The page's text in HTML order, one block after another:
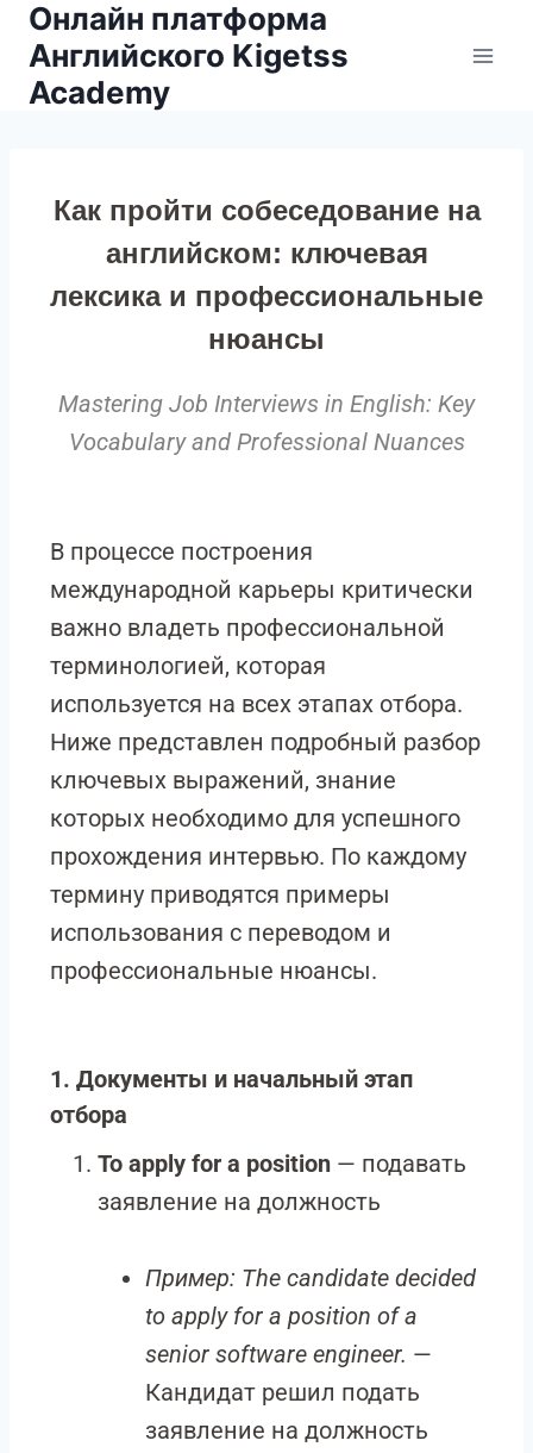
Онлайн платформа
Английского Kigetss
Academy
Как пройти собеседование на
английском: ключевая
лексика и профессиональные
нюансы
Mastering Job Interviews in English: Key
Vocabulary and Professional Nuances
В процессе построения
международной карьеры критически
важно владеть профессиональной
терминологией, которая
используется на всех этапах отбора.
Ниже представлен подробный разбор
ключевых выражений, знание
которых необходимо для успешного
прохождения интервью. По каждому
термину приводятся примеры
использования с переводом и
профессиональные нюансы.
1. Документы и начальный этап
отбора
To apply for a position — подавать
заявление на должность
Пример: The candidate decided
to apply for a position of a
senior software engineer. —
Кандидат решил подать
заявление на должность